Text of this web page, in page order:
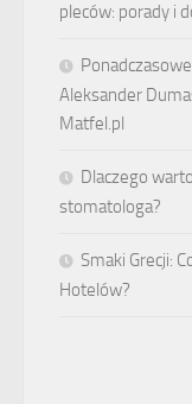
pleców: porady i
Aleksander
Matfel.pl
Dlaczego
stomatologa?
Smaki Grecji:
Hotelów?